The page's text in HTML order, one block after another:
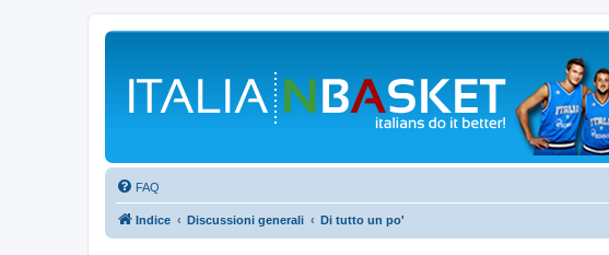
FAQ
Indice Discussioni generali Di tutto un po'